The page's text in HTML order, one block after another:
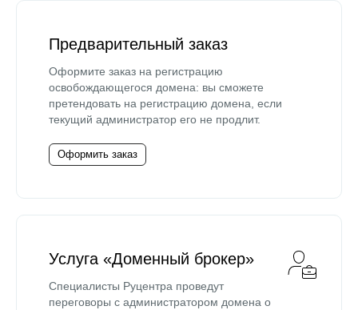
Предварительный заказ
Оформите заказ на регистрацию
освобождающегося домена: вы сможете
претендовать на регистрацию домена, если
текущий администратор его не продлит.
Оформить заказ
Услуга «Доменный брокер»
Специалисты Руцентра проведут
переговоры с администратором домена о